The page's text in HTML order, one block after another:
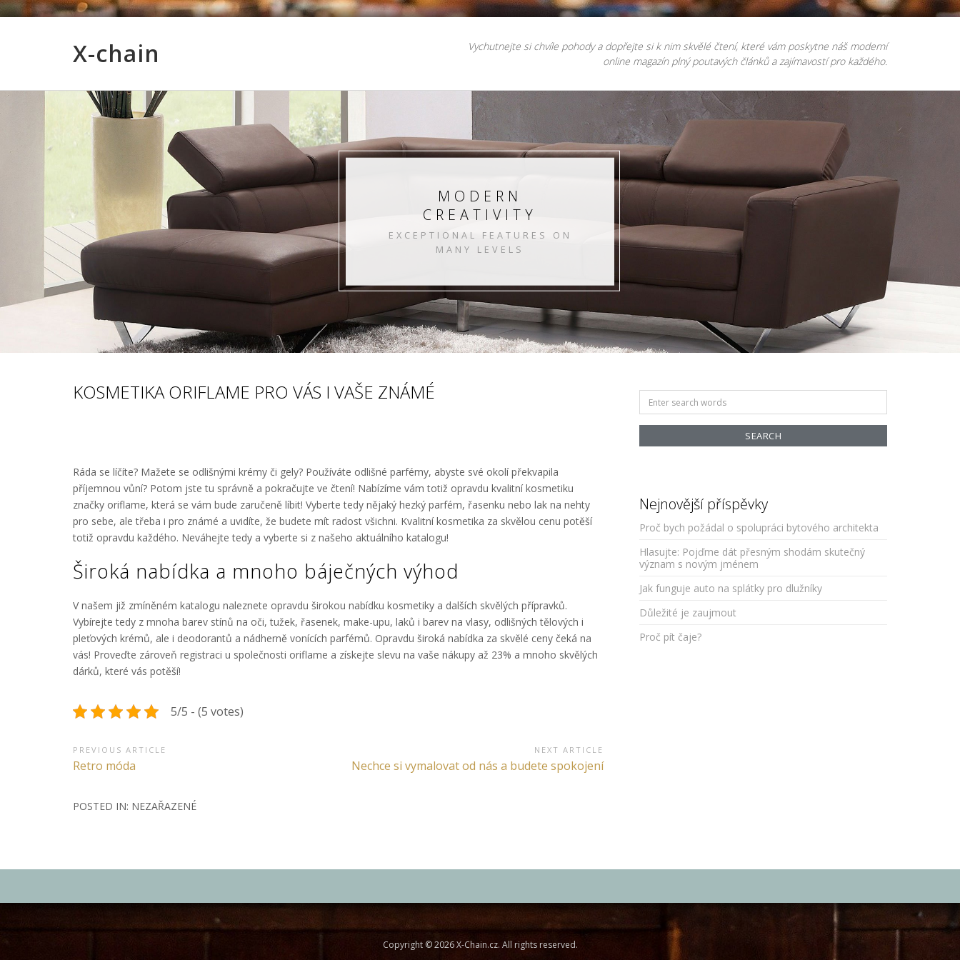
X-chain
Vychutnejte si chvíle pohody a dopřejte si k nim skvělé čtení, které vám poskytne náš moderní
online magazín plný poutavých článků a zajímavostí pro každého.
MODERN
CREATIVITY
EXCEPTIONAL FEATURES ON
MANY LEVELS
KOSMETIKA ORIFLAME PRO VÁS I VAŠE ZNÁMÉ
Ráda se líčíte? Mažete se odlišnými krémy či gely? Používáte odlišné parfémy, abyste své okolí překvapila
příjemnou vůní? Potom jste tu správně a pokračujte ve čtení! Nabízíme vám totiž opravdu kvalitní kosmetiku
značky oriflame, která se vám bude zaručeně líbit! Vyberte tedy nějaký hezký parfém, řasenku nebo lak na nehty
pro sebe, ale třeba i pro známé a uvidíte, že budete mít radost všichni. Kvalitní kosmetika za skvělou cenu potěší
totiž opravdu každého. Neváhejte tedy a vyberte si z našeho aktuálního katalogu!
Široká nabídka a mnoho báječných výhod
V našem již zmíněném katalogu naleznete opravdu širokou nabídku kosmetiky a dalších skvělých přípravků.
Vybírejte tedy z mnoha barev stínů na oči, tužek, řasenek, make-upu, laků i barev na vlasy, odlišných tělových i
pleťových krémů, ale i deodorantů a nádherně vonících parfémů. Opravdu široká nabídka za skvělé ceny čeká na
vás! Proveďte zároveň registraci u společnosti oriflame a získejte slevu na vaše nákupy až 23% a mnoho skvělých
dárků, které vás potěší!
5/5 - (5 votes)
Navigace
pro
příspěvek
PREVIOUS ARTICLE
Previous
Retro móda
NEXT ARTICLE
Next
Nechce si vymalovat od nás a budete spokojení
POSTED IN: NEZAŘAZENÉ
Search
for:
Nejnovější příspěvky
Proč bych požádal o spolupráci bytového architekta
Hlasujte: Pojďme dát přesným shodám skutečný
význam s novým jménem
Jak funguje auto na splátky pro dlužníky
Důležité je zaujmout
Proč pít čaje?
Copyright © 2026 X-Chain.cz. All rights reserved.